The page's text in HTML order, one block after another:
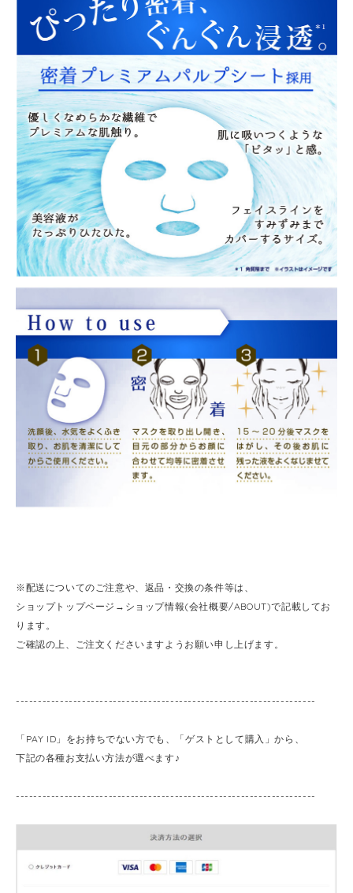
※配送についてのご注意や、返品・交換の条件等は、
ショップトップページ→ショップ情報(会社概要/ABOUT)で記載してお
ります。
ご確認の上、ご注文くださいますようお願い申し上げます。
--------------------------------------------------------------------
「PAY ID」をお持ちでない方でも、「ゲストとして購入」から、
下記の各種お支払い方法が選べます♪
--------------------------------------------------------------------